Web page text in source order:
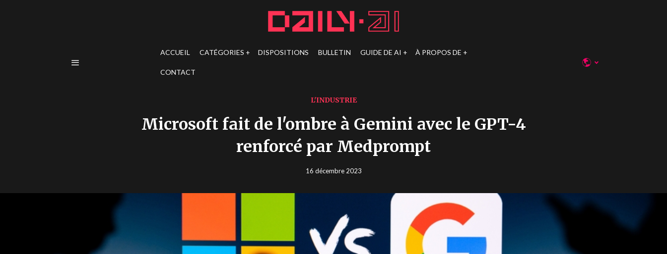
ACCUEIL CATÉGORIES DISPOSITIONS BULLETIN GUIDE DE AI À PROPOS DE
CONTACT
L'INDUSTRIE
Microsoft fait de l'ombre à Gemini avec le GPT-4
renforcé par Medprompt
16 décembre 2023